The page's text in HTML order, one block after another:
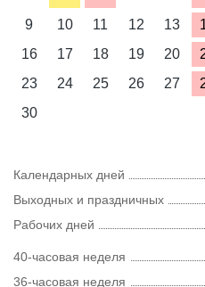
9
10 11 12 13
16
17 18 19 20
23
24 25 26 27
30
Календарных дней
Выходных и праздничных
Рабочих дней
40-часовая неделя
36-часовая неделя